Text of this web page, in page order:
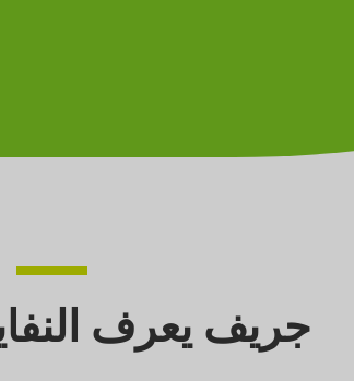
جريف يعرف